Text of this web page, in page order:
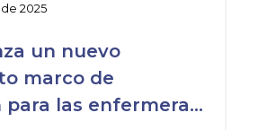
2025
un nuevo
marco de
las enfermeras